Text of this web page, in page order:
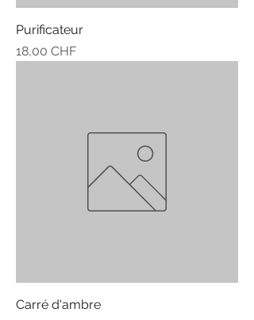
Purificateur
Prix
18,00 CHF
Carré d'ambre